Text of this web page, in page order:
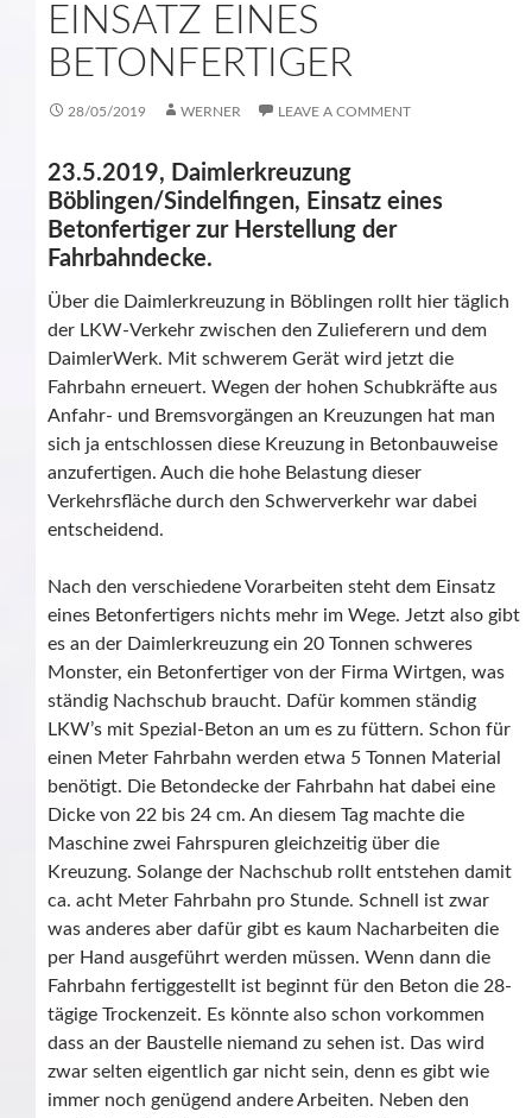
EINSATZ EINES
BETONFERTIGER
28/05/2019 WERNER LEAVE A COMMENT
23.5.2019, Daimlerkreuzung
Böblingen/Sindelfingen, Einsatz eines
Betonfertiger zur Herstellung der
Fahrbahndecke.
Über die Daimlerkreuzung in Böblingen rollt hier täglich
der LKW-Verkehr zwischen den Zulieferern und dem
DaimlerWerk. Mit schwerem Gerät wird jetzt die
Fahrbahn erneuert. Wegen der hohen Schubkräfte aus
Anfahr- und Bremsvorgängen an Kreuzungen hat man
sich ja entschlossen diese Kreuzung in Betonbauweise
anzufertigen. Auch die hohe Belastung dieser
Verkehrsfläche durch den Schwerverkehr war dabei
entscheidend.
Nach den verschiedene Vorarbeiten steht dem Einsatz
eines Betonfertigers nichts mehr im Wege. Jetzt also gibt
es an der Daimlerkreuzung ein 20 Tonnen schweres
Monster, ein Betonfertiger von der Firma Wirtgen, was
ständig Nachschub braucht. Dafür kommen ständig
LKW’s mit Spezial-Beton an um es zu füttern. Schon für
einen Meter Fahrbahn werden etwa 5 Tonnen Material
benötigt. Die Betondecke der Fahrbahn hat dabei eine
Dicke von 22 bis 24 cm. An diesem Tag machte die
Maschine zwei Fahrspuren gleichzeitig über die
Kreuzung. Solange der Nachschub rollt entstehen damit
ca. acht Meter Fahrbahn pro Stunde. Schnell ist zwar
was anderes aber dafür gibt es kaum Nacharbeiten die
per Hand ausgeführt werden müssen. Wenn dann die
Fahrbahn fertiggestellt ist beginnt für den Beton die 28-
tägige Trockenzeit. Es könnte also schon vorkommen
dass an der Baustelle niemand zu sehen ist. Das wird
zwar selten eigentlich gar nicht sein, denn es gibt wie
immer noch genügend andere Arbeiten. Neben den